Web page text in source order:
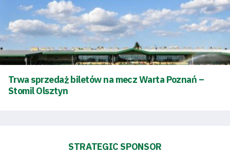
Trwa sprzedaż biletów na mecz Warta Poznań –
Stomil Olsztyn
STRATEGIC SPONSOR